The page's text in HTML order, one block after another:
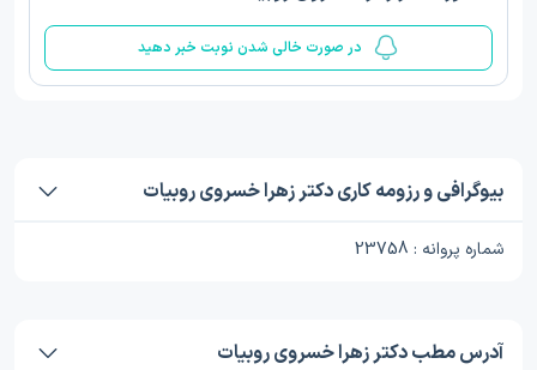
در صورت خالی شدن نوبت خبر دهید
بیوگرافی و رزومه کاری دکتر زهرا خسروی روبیات
شماره پروانه : 23758
آدرس مطب دکتر زهرا خسروی روبیات